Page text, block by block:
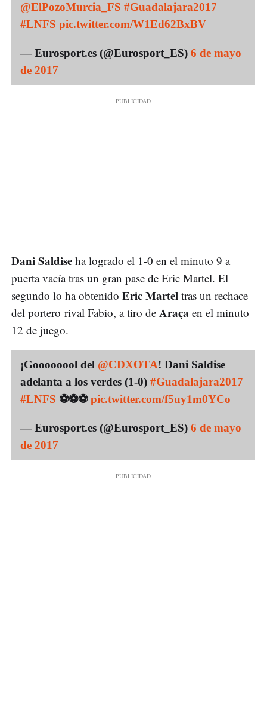
@ElPozoMurcia_FS #Guadalajara2017
#LNFS pic.twitter.com/W1Ed62BxBV
— Eurosport.es (@Eurosport_ES) 6 de mayo
de 2017
Dani Saldise ha logrado el 1-0 en el minuto 9 a
puerta vacía tras un gran pase de Eric Martel. El
segundo lo ha obtenido Eric Martel tras un rechace
del portero rival Fabio, a tiro de Araça en el minuto
12 de juego.
¡Goooooool del @CDXOTA! Dani Saldise
adelanta a los verdes (1-0) #Guadalajara2017
#LNFS ⚽️⚽️⚽️pic.twitter.com/f5uy1m0YCo
— Eurosport.es (@Eurosport_ES) 6 de mayo
de 2017